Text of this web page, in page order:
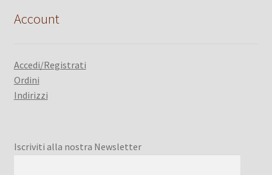
Account
Accedi/Registrati
Ordini
Indirizzi
Iscriviti alla nostra Newsletter